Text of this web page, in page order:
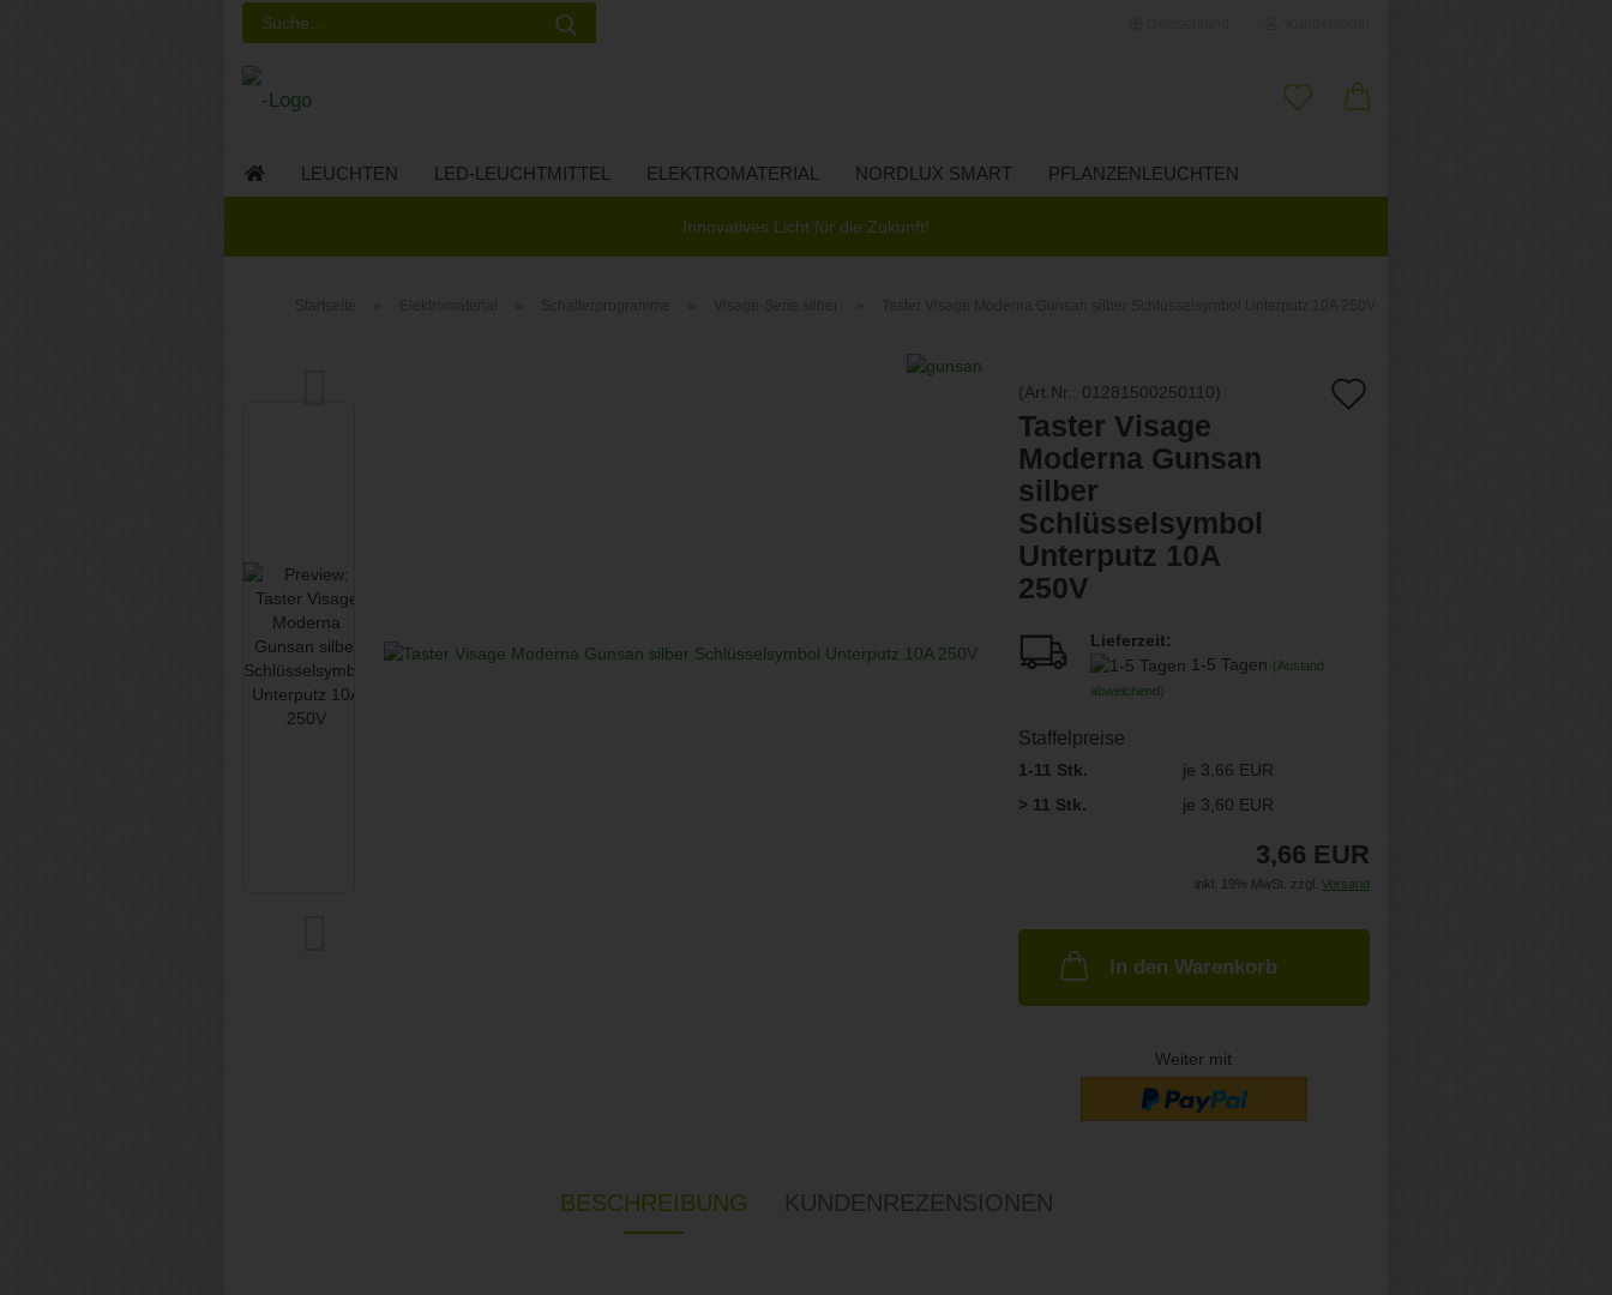
Passwort vergessen?
Innovatives Licht für die Zukunft!
LEUCHTEN LED-LEUCHTMITTEL ELEKTROMATERIAL NORDLUX SMART PFLANZENLEUCHTEN
(Art.Nr.: 01281500250110)
Taster Visage
Moderna Gunsan
silber
Schlüsselsymbol
Unterputz 10A
250V
Lieferzeit:
1-5 Tagen (Ausland
abweichend)
Staffelpreise
1-11 Stk.
je 3,66 EUR
> 11 Stk.
je 3,60 EUR
3,66 EUR
inkl. 19% MwSt. zzgl. Versand
In den Warenkorb
Weiter mit
BESCHREIBUNG KUNDENREZENSIONEN